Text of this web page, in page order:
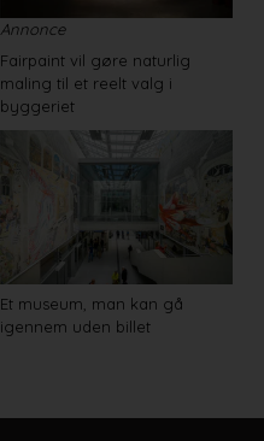
Annonce
Fairpaint vil gøre naturlig
maling til et reelt valg i
byggeriet
Et museum, man kan gå
igennem uden billet